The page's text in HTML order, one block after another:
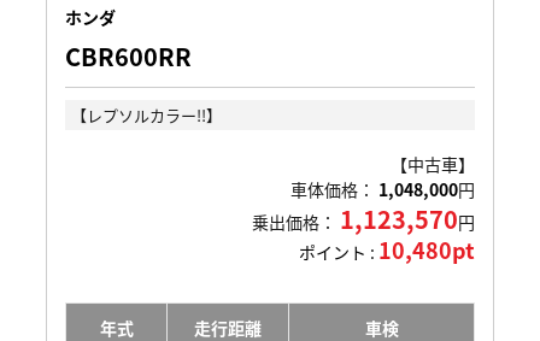
ホンダ
CBR600RR
【レプソルカラー!!】
【中古車】
車体価格： 1,048,000円
乗出価格： 1,123,570円
ポイント : 10,480pt
年式 走行距離 車検